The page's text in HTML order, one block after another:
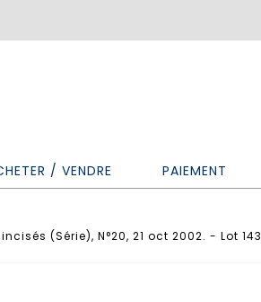
/ VENDRE PAIEMENT
(Série), N°20, 21 oct 2002. - Lot 143